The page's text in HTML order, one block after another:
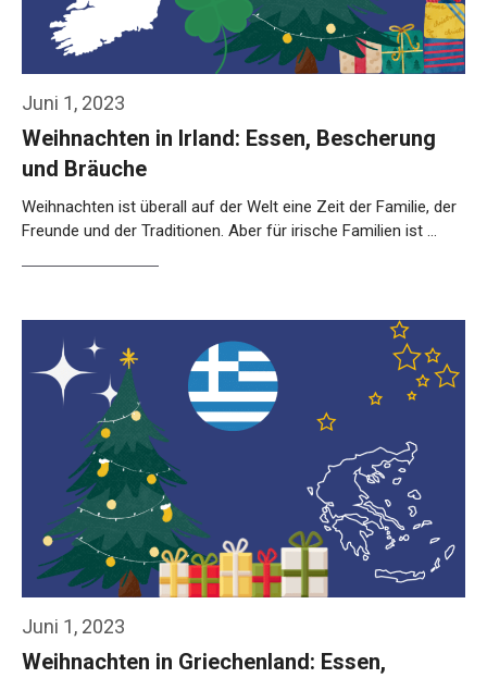
Juni 1, 2023
Weihnachten in Irland: Essen, Bescherung
und Bräuche
Weihnachten ist überall auf der Welt eine Zeit der Familie, der
Freunde und der Traditionen. Aber für irische Familien ist …
Juni 1, 2023
Weihnachten in Griechenland: Essen,